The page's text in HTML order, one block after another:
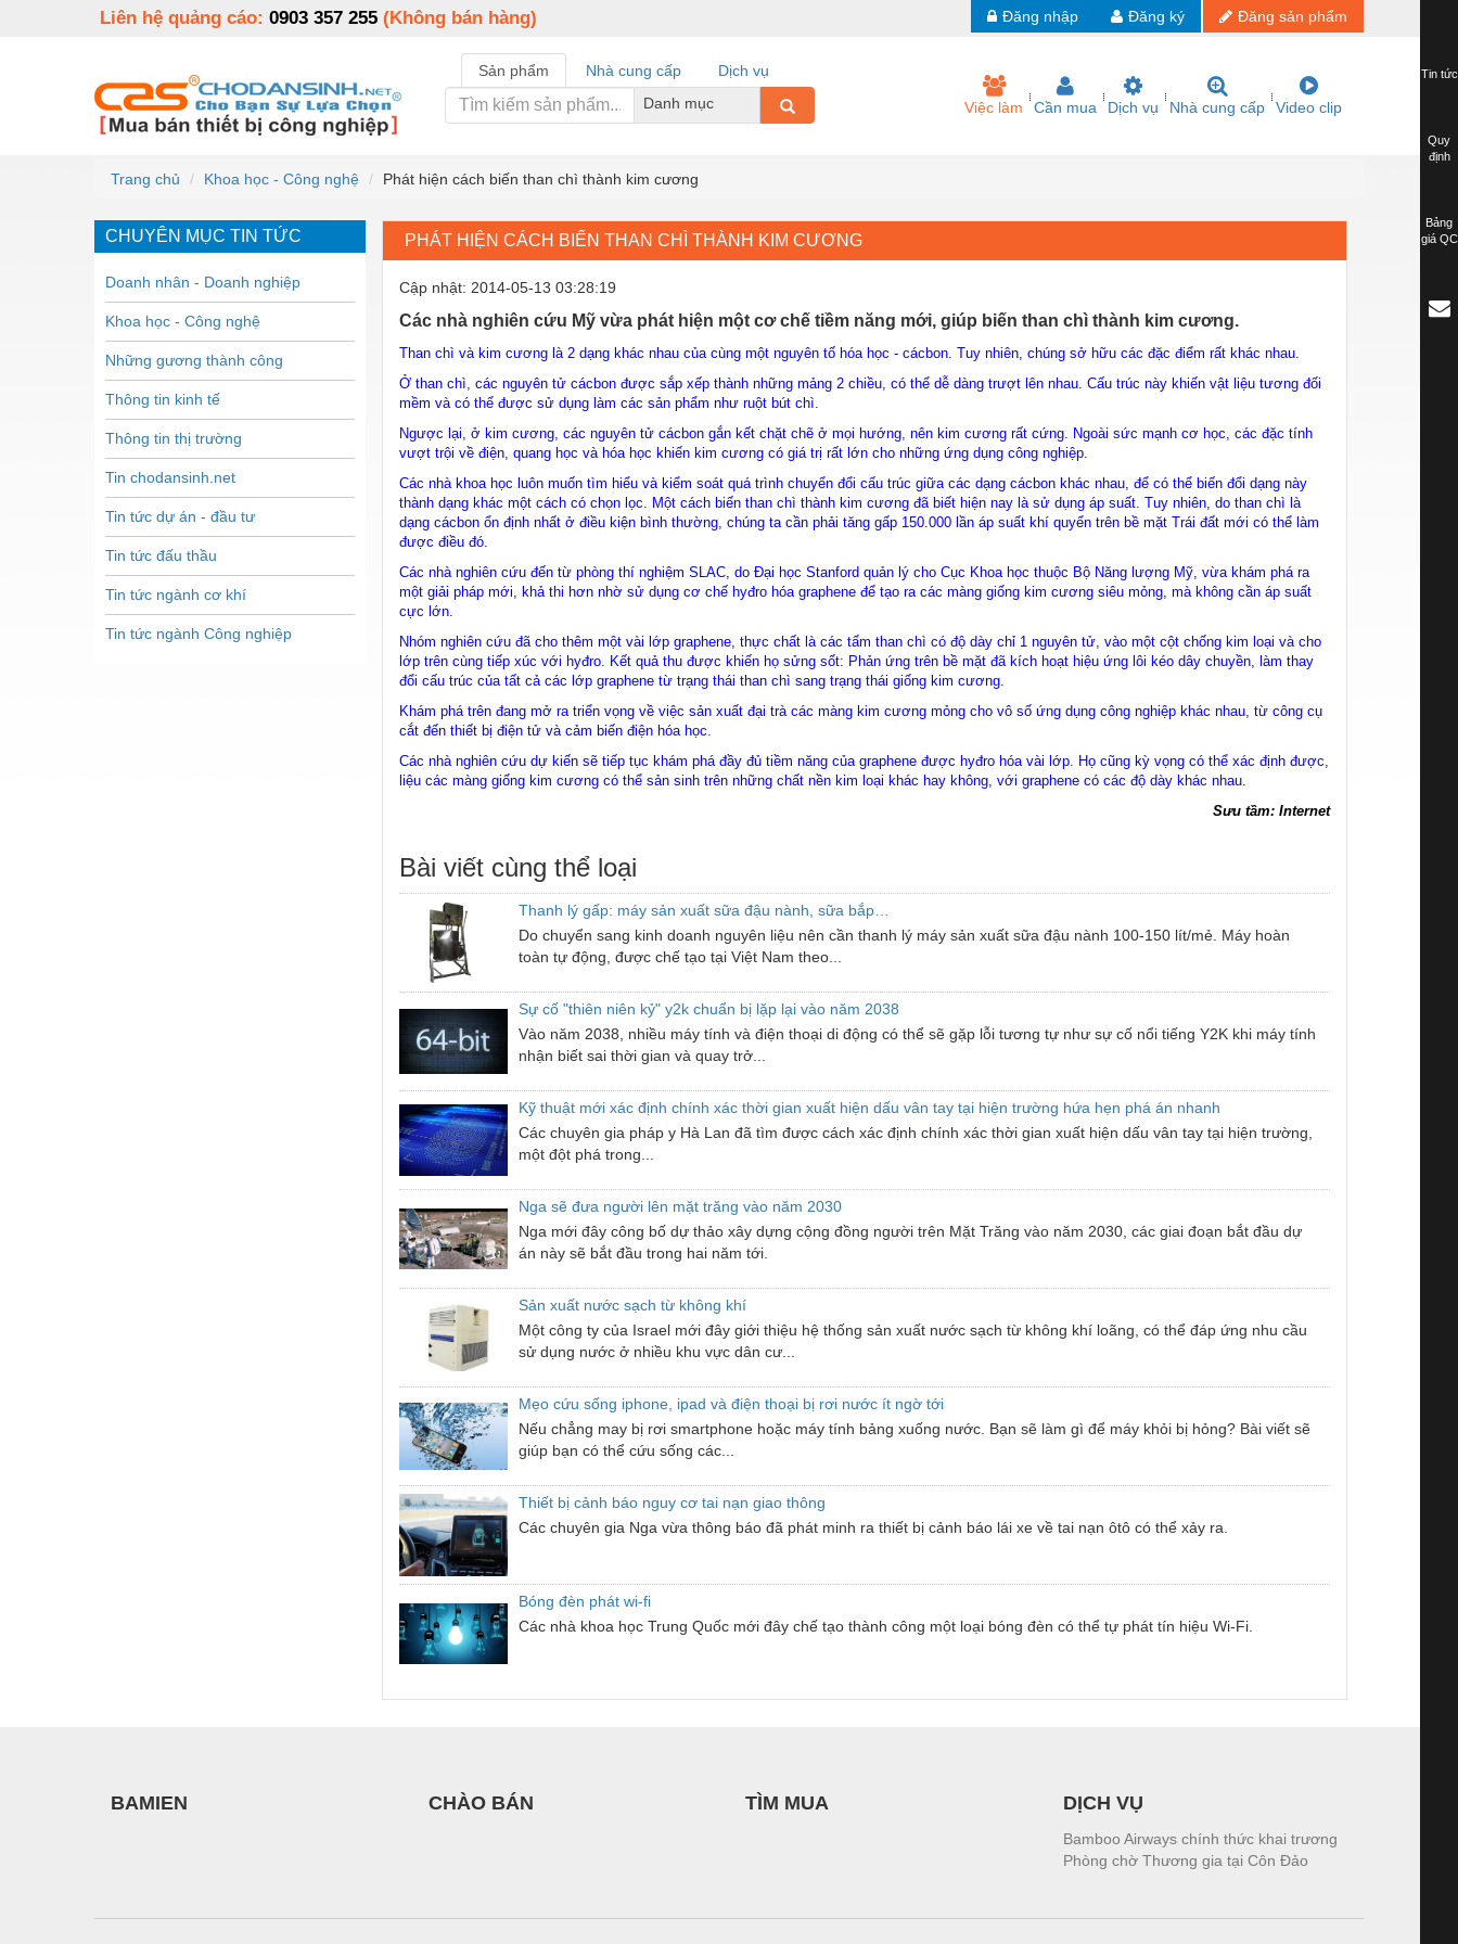
Liên hệ quảng cáo: 0903 357 255 (Không bán hàng) Đăng sản phẩm
Đăng ký
Đăng nhập
Sản phẩm Nhà cung cấp
Dịch vụ
Danh mục
Việc làm Cần mua Dịch vụ Nhà cung cấp Video clip
Trang chủ Khoa học - Công nghệ Phát hiện cách biến than chì thành kim cương
CHUYÊN MỤC TIN TỨC
Doanh nhân - Doanh nghiệp
Khoa học - Công nghệ
Những gương thành công
Thông tin kinh tế
Thông tin thị trường
Tin chodansinh.net
Tin tức dự án - đầu tư
Tin tức đấu thầu
Tin tức ngành cơ khí
Tin tức ngành Công nghiệp
PHÁT HIỆN CÁCH BIẾN THAN CHÌ THÀNH KIM CƯƠNG
Cập nhật: 2014-05-13 03:28:19
Các nhà nghiên cứu Mỹ vừa phát hiện một cơ chế tiềm năng mới, giúp biến than chì thành kim cương.
Than chì và kim cương là 2 dạng khác nhau của cùng một nguyên tố hóa học - cácbon. Tuy nhiên, chúng sở hữu các đặc điểm rất khác nhau.
Ở than chì, các nguyên tử cácbon được sắp xếp thành những mảng 2 chiều, có thể dễ dàng trượt lên nhau. Cấu trúc này khiến vật liệu tương đối
mềm và có thể được sử dụng làm các sản phẩm như ruột bút chì.
Ngược lại, ở kim cương, các nguyên tử cácbon gắn kết chặt chẽ ở mọi hướng, nên kim cương rất cứng. Ngoài sức mạnh cơ học, các đặc tính
vượt trội về điện, quang học và hóa học khiến kim cương có giá trị rất lớn cho những ứng dụng công nghiệp.
Các nhà khoa học luôn muốn tìm hiểu và kiểm soát quá trình chuyển đổi cấu trúc giữa các dạng cácbon khác nhau, để có thể biến đổi dạng này
thành dạng khác một cách có chọn lọc. Một cách biến than chì thành kim cương đã biết hiện nay là sử dụng áp suất. Tuy nhiên, do than chì là
dạng cácbon ổn định nhất ở điều kiện bình thường, chúng ta cần phải tăng gấp 150.000 lần áp suất khí quyển trên bề mặt Trái đất mới có thể làm
được điều đó.
Các nhà nghiên cứu đến từ phòng thí nghiệm SLAC, do Đại học Stanford quản lý cho Cục Khoa học thuộc Bộ Năng lượng Mỹ, vừa khám phá ra
một giải pháp mới, khả thi hơn nhờ sử dụng cơ chế hyđro hóa graphene để tạo ra các màng giống kim cương siêu mỏng, mà không cần áp suất
cực lớn.
Nhóm nghiên cứu đã cho thêm một vài lớp graphene, thực chất là các tấm than chì có độ dày chỉ 1 nguyên tử, vào một cột chống kim loại và cho
lớp trên cùng tiếp xúc với hyđro. Kết quả thu được khiến họ sửng sốt: Phản ứng trên bề mặt đã kích hoạt hiệu ứng lôi kéo dây chuyền, làm thay
đổi cấu trúc của tất cả các lớp graphene từ trạng thái than chì sang trạng thái giống kim cương.
Khám phá trên đang mở ra triển vọng về việc sản xuất đại trà các màng kim cương mỏng cho vô số ứng dụng công nghiệp khác nhau, từ công cụ
cắt đến thiết bị điện tử và cảm biến điện hóa học.
Các nhà nghiên cứu dự kiến sẽ tiếp tục khám phá đầy đủ tiềm năng của graphene được hyđro hóa vài lớp. Họ cũng kỳ vọng có thể xác định được,
liệu các màng giống kim cương có thể sản sinh trên những chất nền kim loại khác hay không, với graphene có các độ dày khác nhau.
Sưu tầm: Internet
Bài viết cùng thể loại
Thanh lý gấp: máy sản xuất sữa đậu nành, sữa bắp…
Do chuyển sang kinh doanh nguyên liệu nên cần thanh lý máy sản xuất sữa đậu nành 100-150 lít/mẻ. Máy hoàn
toàn tự động, được chế tạo tại Việt Nam theo...
Sự cố "thiên niên kỷ" y2k chuẩn bị lặp lại vào năm 2038
Vào năm 2038, nhiều máy tính và điện thoại di động có thể sẽ gặp lỗi tương tự như sự cố nổi tiếng Y2K khi máy tính
nhận biết sai thời gian và quay trở...
Kỹ thuật mới xác định chính xác thời gian xuất hiện dấu vân tay tại hiện trường hứa hẹn phá án nhanh
Các chuyên gia pháp y Hà Lan đã tìm được cách xác định chính xác thời gian xuất hiện dấu vân tay tại hiện trường,
một đột phá trong...
Nga sẽ đưa người lên mặt trăng vào năm 2030
Nga mới đây công bố dự thảo xây dựng cộng đồng người trên Mặt Trăng vào năm 2030, các giai đoạn bắt đầu dự
án này sẽ bắt đầu trong hai năm tới.
Sản xuất nước sạch từ không khí
Một công ty của Israel mới đây giới thiệu hệ thống sản xuất nước sạch từ không khí loãng, có thể đáp ứng nhu cầu
sử dụng nước ở nhiều khu vực dân cư...
Mẹo cứu sống iphone, ipad và điện thoại bị rơi nước ít ngờ tới
Nếu chẳng may bị rơi smartphone hoặc máy tính bảng xuống nước. Bạn sẽ làm gì để máy khỏi bị hỏng? Bài viết sẽ
giúp bạn có thể cứu sống các...
Thiết bị cảnh báo nguy cơ tai nạn giao thông
Các chuyên gia Nga vừa thông báo đã phát minh ra thiết bị cảnh báo lái xe về tai nạn ôtô có thể xảy ra.
Bóng đèn phát wi-fi
Các nhà khoa học Trung Quốc mới đây chế tạo thành công một loại bóng đèn có thể tự phát tín hiệu Wi-Fi.
BAMIEN CHÀO BÁN TÌM MUA DỊCH VỤ
Bamboo Airways chính thức khai trương
Phòng chờ Thương gia tại Côn Đảo
Tin tức
Quy
định
Bảng
giá QC